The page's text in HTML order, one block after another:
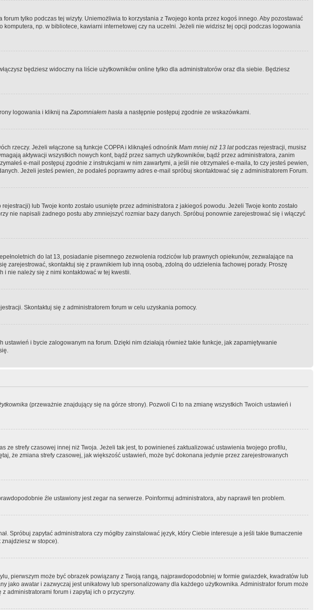
tylko podczas tej wizyty. Uniemożliwia to korzystania z Twojego konta przez kogoś innego. Aby pozostawać
np. w bibliotece, kawiarni internetowej czy na uczelni. Jeżeli nie widzisz tej opcji podczas logowania
będziesz widoczny na liście użytkowników online tylko dla administratorów oraz dla siebie. Będziesz
logowania i kliknij naZapomniałem hasła a następnie postępuj zgodnie ze wskazówkami.
rzeczy. Jeżeli włączone są funkcje COPPA i kliknąłeś odnośnik Mam mniej niż 13 latpodczas rejestracji, musisz
aktywacji wszystkich nowych kont, bądź przez samych użytkowników, bądź przez administratora, zanim
e-mail postępuj zgodnie z instrukcjami w nim zawartymi, a jeśli nie otrzymałeś e-maila, to czy jesteś pewien,
Jeżeli jesteś pewien, że podałeś poprawmy adres e-mail spróbuj skontaktować się z administratorem Forum.
lub Twoje konto zostało usunięte przez administratora z jakiegoś powodu. Jeżeli Twoje konto zostało
nie napisali żadnego postu aby zmniejszyć rozmiar bazy danych. Spróbuj ponownie zarejestrować się i włączyć
do lat 13, posiadanie pisemnego zezwolenia rodziców lub prawnych opiekunów, zezwalające na
zarejestrować, skontaktuj się z prawnikiem lub inną osobą, zdolną do udzielenia fachowej porady. Proszę
i nie należy się z nimi kontaktować w tej kwestii.
Skontaktuj się z administratorem forum w celu uzyskania pomocy.
i bycie zalogowanym na forum. Dzięki nim działają również takie funkcje, jak zapamiętywanie
(przeważnie znajdujący się na górze strony). Pozwoli Ci to na zmianę wszystkich Twoich ustawień i
ze strefy czasowej innej niż Twoja. Jeżeli tak jest, to powinieneś zaktualizować ustawienia twojego profilu,
że zmiana strefy czasowej, jak większość ustawień, może być dokonana jedynie przez zarejestrowanych
źle ustawiony jest zegar na serwerze. Poinformuj administratora, aby naprawił ten problem.
Spróbuj zapytać administratora czy mógłby zainstalować język, który Ciebie interesuje a jeśli takie tłumaczenie
w stopce).
pierwszym może być obrazek powiązany z Twoją rangą, najprawdopodobniej w formie gwiazdek, kwadratów lub
jako awatar i zazwyczaj jest unikatowy lub spersonalizowany dla każdego użytkownika. Administrator forum może
administratorami forum i zapytaj ich o przyczyny.